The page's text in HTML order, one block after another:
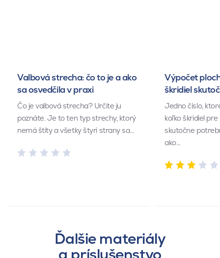
Valbová strecha: čo to je a ako
sa osvedčila v praxi
Čo je valbová strecha? Určite ju
poznáte. Je to ten typ strechy, ktorý
nemá štíty a všetky štyri strany sa…
Výpočet
škridiel
Jedno číslo,
koľko škridiel
skutočne
ako…
Ďalšie materiály